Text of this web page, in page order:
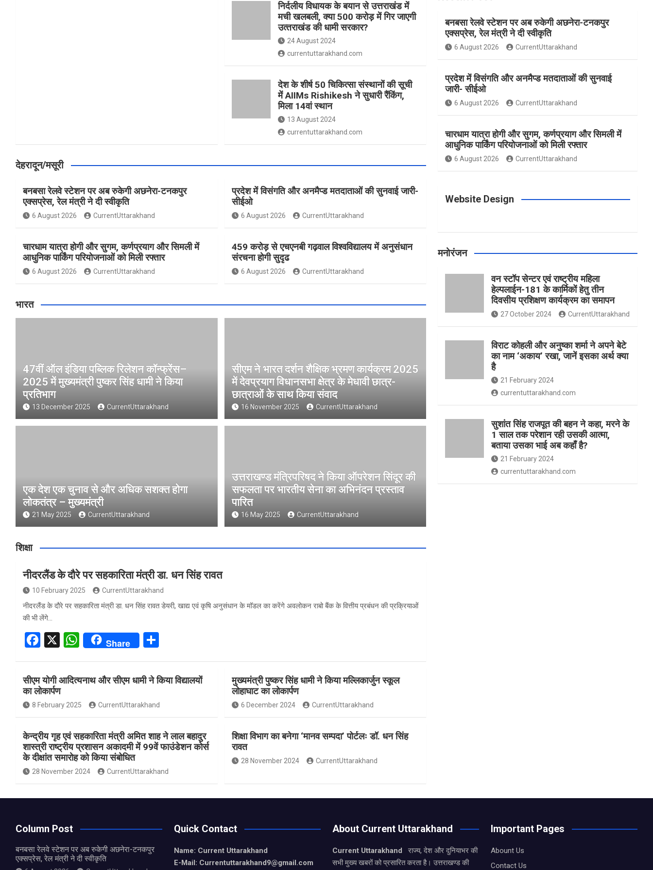
निर्दलीय विधायक के बयान से उत्तराखंड में
मची खलबली, क्‍या 500 करोड़ में गिर जाएगी
उत्‍तराखंड की धामी सरकार?
24 August 2024
currentuttarakhand.com
देश के शीर्ष 50 चिकित्सा संस्थानों की सूची
में AIIMs Rishikesh ने सुधारी रैंकिंग,
मिला 14वां स्थान
13 August 2024
currentuttarakhand.com
देहरादून/मसूरी
बनबसा रेलवे स्टेशन पर अब रुकेगी अछनेरा-टनकपुर
एक्सप्रेस, रेल मंत्री ने दी स्वीकृति
6 August 2026 CurrentUttarakhand
प्रदेश में विसंगति और अनमैप्ड मतदाताओं की सुनवाई जारी-
सीईओ
6 August 2026 CurrentUttarakhand
चारधाम यात्रा होगी और सुगम, कर्णप्रयाग और सिमली में
आधुनिक पार्किंग परियोजनाओं को मिली रफ्तार
6 August 2026 CurrentUttarakhand
459 करोड़ से एचएनबी गढ़वाल विश्वविद्यालय में अनुसंधान
संरचना होगी सुदृढ
6 August 2026 CurrentUttarakhand
भारत
47वीं ऑल इंडिया पब्लिक रिलेशन कॉन्फ्रेंस–
2025 में मुख्यमंत्री पुष्कर सिंह धामी ने किया
प्रतिभाग
13 December 2025 CurrentUttarakhand
सीएम ने भारत दर्शन शैक्षिक भ्रमण कार्यक्रम 2025
में देवप्रयाग विधानसभा क्षेत्र के मेधावी छात्र-
छात्राओं के साथ किया संवाद
16 November 2025 CurrentUttarakhand
एक देश एक चुनाव से और अधिक सशक्त होगा
लोकतंत्र – मुख्यमंत्री
21 May 2025 CurrentUttarakhand
उत्तराखण्ड मंत्रिपरिषद ने किया ऑपरेशन सिंदूर की
सफलता पर भारतीय सेना का अभिनंदन प्रस्ताव
पारित
16 May 2025 CurrentUttarakhand
शिक्षा
नीदरलैंड के दौरे पर सहकारिता मंत्री डा. धन सिंह रावत
10 February 2025 CurrentUttarakhand
नीदरलैंड के दौरे पर सहकारिता मंत्री डा. धन सिंह रावत डेयरी, खाद्य एवं कृषि अनुसंधान के मॉडल का करेंगे अवलोकन राबो बैंक के वित्तीय प्रबंधन की प्रक्रियाओं
की भी लेंगे…
F
ce
b
o
o
k
X
W
s
A
p
p
Share
ar
e
सीएम योगी आदित्यनाथ और सीएम धामी ने किया विद्यालयों
का लोकार्पण
8 February 2025 CurrentUttarakhand
मुख्यमंत्री पुष्कर सिंह धामी ने किया मल्लिकार्जुन स्कूल
लोहाघाट का लोकार्पण
6 December 2024 CurrentUttarakhand
केन्द्रीय गृह एवं सहकारिता मंत्री अमित शाह ने लाल बहादुर
शास्त्री राष्ट्रीय प्रशासन अकादमी में 99वें फाउंडेशन कोर्स
के दीक्षांत समारोह को किया संबोधित
28 November 2024 CurrentUttarakhand
शिक्षा विभाग का बनेगा ‘मानव सम्पदा’ पोर्टलः डॉ. धन सिंह
रावत
28 November 2024 CurrentUttarakhand
e
b
o
o
k
t
a
r
a
t
e
e
s
t
t
r
u
e
बनबसा रेलवे स्टेशन पर अब रुकेगी अछनेरा-टनकपुर
एक्सप्रेस, रेल मंत्री ने दी स्वीकृति
6 August 2026 CurrentUttarakhand
प्रदेश में विसंगति और अनमैप्ड मतदाताओं की सुनवाई
जारी- सीईओ
6 August 2026 CurrentUttarakhand
चारधाम यात्रा होगी और सुगम, कर्णप्रयाग और सिमली में
आधुनिक पार्किंग परियोजनाओं को मिली रफ्तार
6 August 2026 CurrentUttarakhand
Website Design
मनोरंजन
वन स्टॉप सेन्टर एवं राष्ट्रीय महिला
हेल्पलाईन-181 के कार्मिकों हेतु तीन
दिवसीय प्रशिक्षण कार्यक्रम का समापन
27 October 2024 CurrentUttarakhand
विराट कोहली और अनुष्का शर्मा ने अपने बेटे
का नाम ‘अकाय’ रखा, जानें इसका अर्थ क्‍या
है
21 February 2024
currentuttarakhand.com
सुशांत सिंह राजपूत की बहन ने कहा, मरने के
1 साल तक परेशान रही उसकी आत्मा,
बताया उसका भाई अब कहाँ है?
21 February 2024
currentuttarakhand.com
Column Post
बनबसा रेलवे स्टेशन पर अब रुकेगी अछनेरा-टनकपुर
एक्सप्रेस, रेल मंत्री ने दी स्वीकृति
Quick Contact
Name: Current Uttarakhand
E-Mail: Currentuttarakhand9@gmail.com
About Current Uttarakhand
Current Uttarakhand
राज्य, देश और दुनियाभर की
सभी मुख्य खबरों को प्रसारित करता है। उत्तराखण्ड की
Important Pages
Abount Us
Contact Us